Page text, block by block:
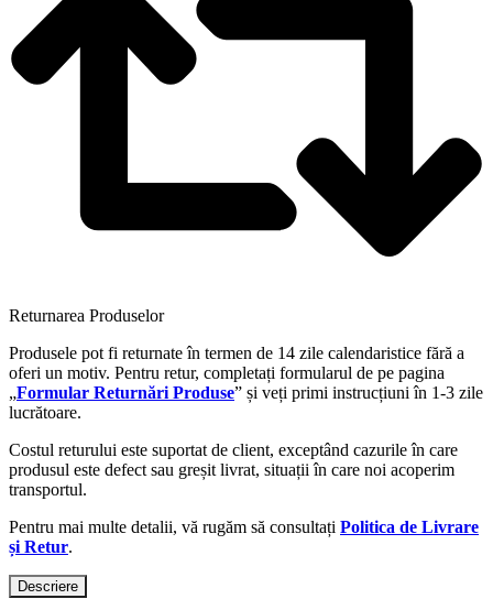
Returnarea Produselor
Produsele pot fi returnate în termen de 14 zile calendaristice fără a
oferi un motiv. Pentru retur, completați formularul de pe pagina
„Formular Returnări Produse” și veți primi instrucțiuni în 1-3 zile
lucrătoare.
Costul returului este suportat de client, exceptând cazurile în care
produsul este defect sau greșit livrat, situații în care noi acoperim
transportul.
Pentru mai multe detalii, vă rugăm să consultați Politica de Livrare
și Retur.
Descriere